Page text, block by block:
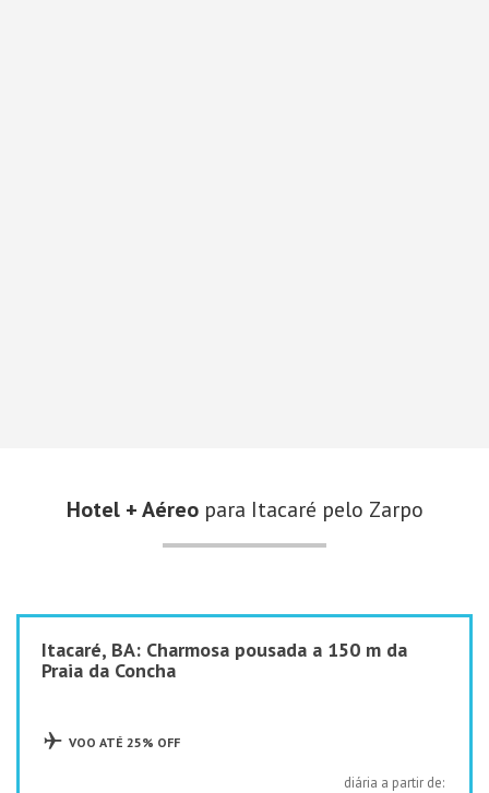
Hotel + Aéreopara Itacaré pelo Zarpo
Itacaré, BA: Charmosa pousada a 150 m da
Praia da Concha
VOO ATÉ 25% OFF
diária a partir de: